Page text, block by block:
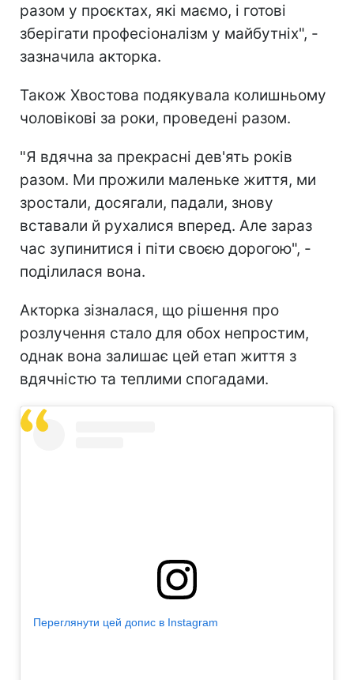
разом у проєктах, які маємо, і готові
зберігати професіоналізм у майбутніх", -
зазначила акторка.
Також Хвостова подякувала колишньому
чоловікові за роки, проведені разом.
"Я вдячна за прекрасні дев'ять років
разом. Ми прожили маленьке життя, ми
зростали, досягали, падали, знову
вставали й рухалися вперед. Але зараз
час зупинитися і піти своєю дорогою", -
поділилася вона.
Акторка зізналася, що рішення про
розлучення стало для обох непростим,
однак вона залишає цей етап життя з
вдячністю та теплими спогадами.
Переглянути цей допис в Instagram